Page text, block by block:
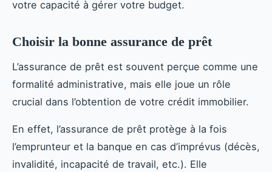
votre capacité à gérer votre budget.
Choisir la bonne assurance de prêt
L’assurance de prêt est souvent perçue comme une
formalité administrative, mais elle joue un rôle
crucial dans l’obtention de votre crédit immobilier.
En effet, l’assurance de prêt protège à la fois
l’emprunteur et la banque en cas d’imprévus (décès,
invalidité, incapacité de travail, etc.). Elle